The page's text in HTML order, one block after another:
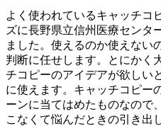
よく使われているキャッチコ
ズに長野県立信州医療センタ
ました。使えるのか使えない
判断に任せします。とにかく
チコピーのアイデアが欲しい
に使えます。キャッチコピー
ーンに当てはめたものなので
こなくて悩んだときの引き出